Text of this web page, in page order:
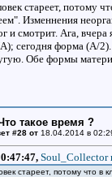
стареет, потому
Изменнения
и смотрит. Ага,
сегодня форма (A/2).
Обе формы
такое время ?
#28 от18.04.2014 в
Soul_Collector
стареет, потому что в